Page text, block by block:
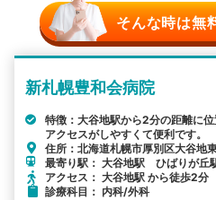
そんな時は無
新札幌豊和会病院
特徴：大谷地駅から2分の距離に
アクセスがしやすくて便利です。
住所：北海道札幌市厚別区大谷地
最寄り駅： 大谷地駅 ひばりが
アクセス： 大谷地駅 から徒歩2分
診療科目： 内科/外科